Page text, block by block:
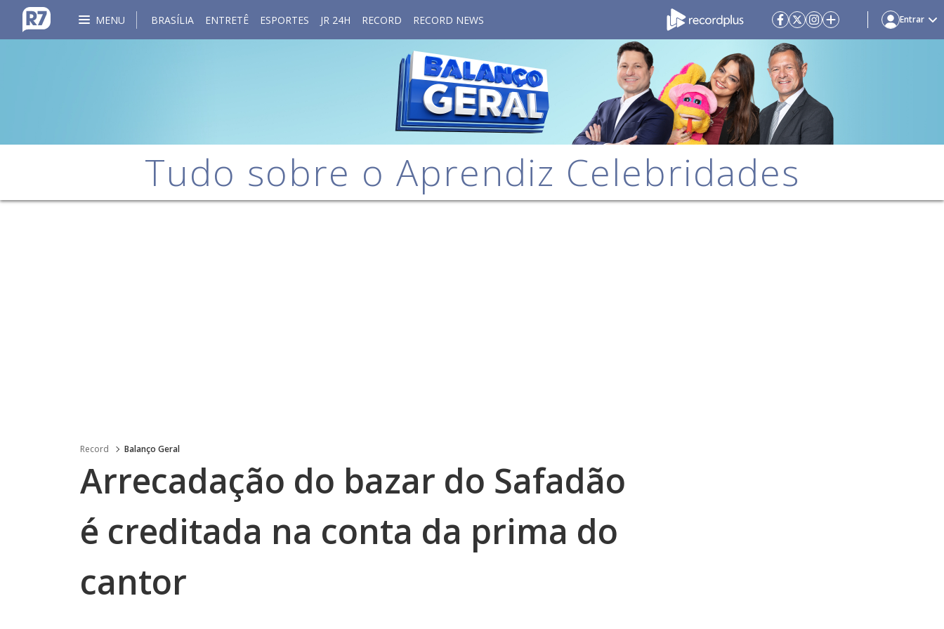
MENU BRASÍLIA ENTRETÊ ESPORTES JR 24H RECORD RECORD NEWS Entrar
Tudo sobre o Aprendiz Celebridades
Record Balanço Geral
Arrecadação do bazar do Safadão
é creditada na conta da prima do
cantor